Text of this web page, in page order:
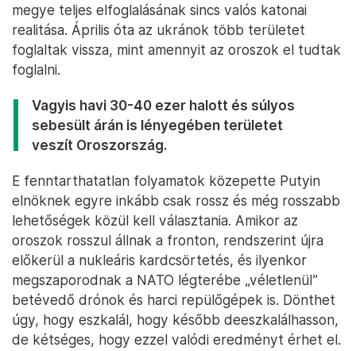
megye teljes elfoglalásának sincs valós katonai
realitása. Április óta az ukránok több területet
foglaltak vissza, mint amennyit az oroszok el tudtak
foglalni.
Vagyis havi 30-40 ezer halott és súlyos
sebesült árán is lényegében területet
veszít Oroszország.
E fenntarthatatlan folyamatok közepette Putyin
elnöknek egyre inkább csak rossz és még rosszabb
lehetőségek közül kell választania. Amikor az
oroszok rosszul állnak a fronton, rendszerint újra
előkerül a nukleáris kardcsörtetés, és ilyenkor
megszaporodnak a NATO légterébe „véletlenül”
betévedő drónok és harci repülőgépek is. Dönthet
úgy, hogy eszkalál, hogy később deeszkalálhasson,
de kétséges, hogy ezzel valódi eredményt érhet el.